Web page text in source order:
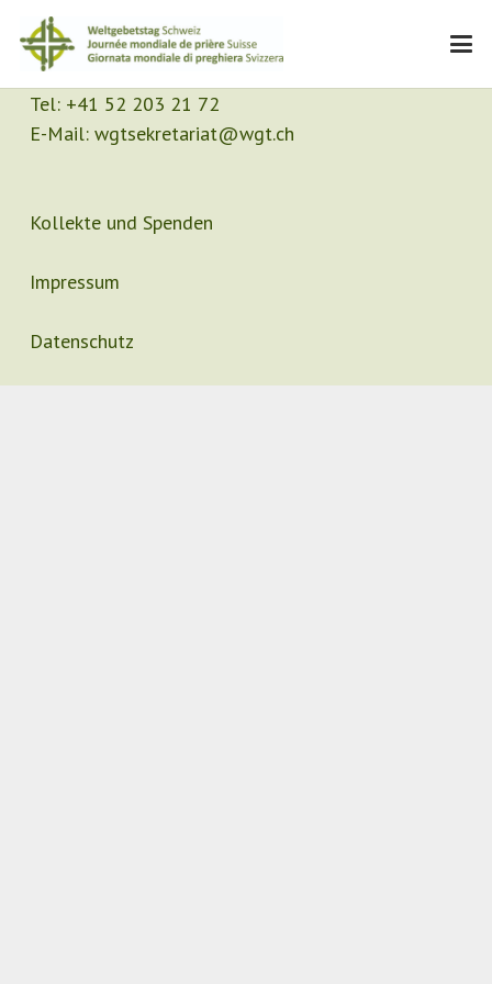
Kontakt
Sekretariat
Tel: +41 52 203 21 72
E-Mail: wgtsekretariat@wgt.ch
Kollekte und Spenden
Impressum
Datenschutz